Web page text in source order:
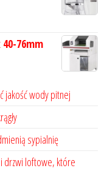
40-76mm
jakość wody pitnej
sypialnię
drzwi loftowe, które